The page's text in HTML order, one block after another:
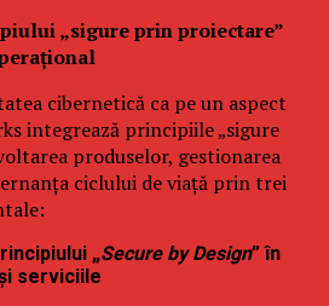
„sigure prin proiectare”
cibernetică ca pe un aspect
integrează principiile „sigure
produselor, gestionarea
ciclului de viață prin trei
„Secure by Design” în
serviciile